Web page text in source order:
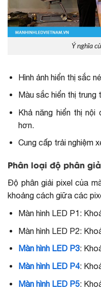
Ý nghĩa
Hình ảnh hiển thị sắc
Màu sắc hiển thị trung
Khả năng hiển thị
hơn.
Cung cấp trải nghiệm
Phân loại độ phân
Độ phân giải pixel của
khoảng cách giữa các
Màn hình LED P1:
Màn hình LED P2:
Màn hình LED P3:
Màn hình LED P4:
Màn hình LED P5: